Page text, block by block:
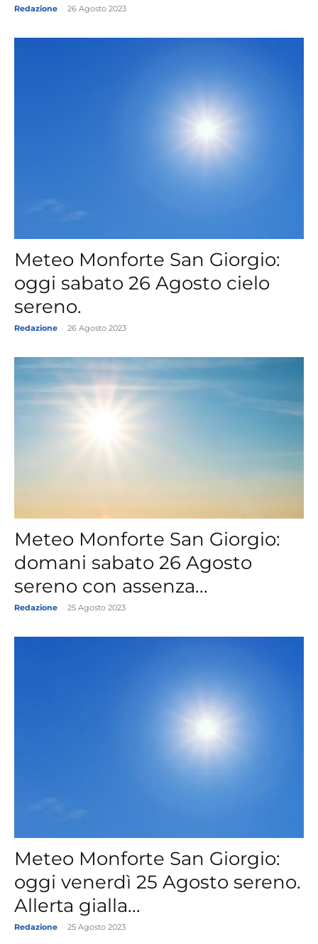
Redazione 26 Agosto 2023
Meteo Monforte San Giorgio:
oggi sabato 26 Agosto cielo
sereno.
Redazione 26 Agosto 2023
Meteo Monforte San Giorgio:
domani sabato 26 Agosto
sereno con assenza...
Redazione 25 Agosto 2023
Meteo Monforte San Giorgio:
oggi venerdì 25 Agosto sereno.
Allerta gialla...
Redazione 25 Agosto 2023